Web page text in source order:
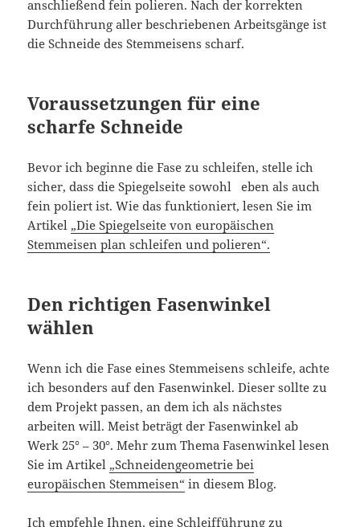
anschließend fein polieren. Nach der korrekten
Durchführung aller beschriebenen Arbeitsgänge ist
die Schneide des Stemmeisens scharf.
Voraussetzungen für eine
scharfe Schneide
Bevor ich beginne die Fase zu schleifen, stelle ich
sicher, dass die Spiegelseite sowohl eben als auch
fein poliert ist. Wie das funktioniert, lesen Sie im
Artikel „Die Spiegelseite von europäischen
Stemmeisen plan schleifen und polieren“.
Den richtigen Fasenwinkel
wählen
Wenn ich die Fase eines Stemmeisens schleife, achte
ich besonders auf den Fasenwinkel. Dieser sollte zu
dem Projekt passen, an dem ich als nächstes
arbeiten will. Meist beträgt der Fasenwinkel ab
Werk 25° – 30°. Mehr zum Thema Fasenwinkel lesen
Sie im Artikel „Schneidengeometrie bei
europäischen Stemmeisen“ in diesem Blog.
Ich empfehle Ihnen, eine Schleifführung zu